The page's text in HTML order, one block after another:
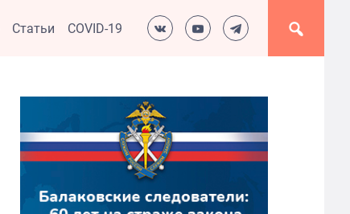
Статьи COVID-19